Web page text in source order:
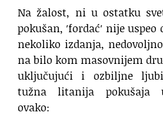
Na žalost, ni u ostatku
pokušan, ′fordać′ nije
nekoliko izdanja,
na bilo kom masovnijem
uključujući i ozbiljne
tužna litanija pokušaja
ovako: